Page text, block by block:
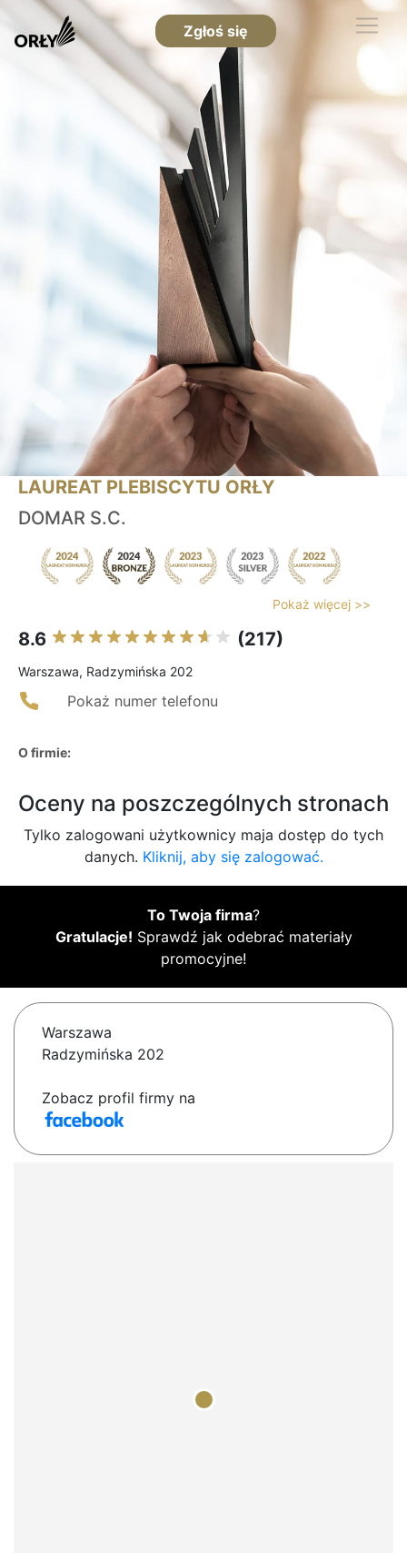
Zgłoś się
LAUREAT PLEBISCYTU ORŁY
DOMAR S.C.
Pokaż więcej >>
8.6 (217)
Warszawa, Radzymińska 202
Pokaż numer telefonu
O firmie:
Oceny na poszczególnych stronach
Tylko zalogowani użytkownicy maja dostęp do tych
danych. Kliknij, aby się zalogować.
To Twoja firma?
Gratulacje! Sprawdź jak odebrać materiały
promocyjne!
Warszawa
Radzymińska 202
Zobacz profil firmy na